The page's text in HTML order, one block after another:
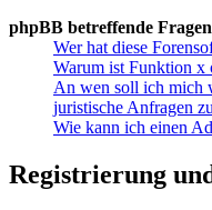
phpBB betreffende Fragen
Wer hat diese
Warum ist Funktion x
An wen soll ich mich
juristische Anfragen
Wie kann ich einen
Registrierung